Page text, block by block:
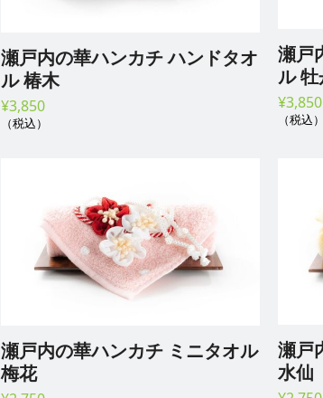
瀬戸内の華ハンカチ ハンドタオ
ル 椿木
¥3,850
（税込）
瀬戸
ル
¥3,850
（税込）
瀬戸内の華ハンカチ ミニタオル
梅花
瀬戸
水仙